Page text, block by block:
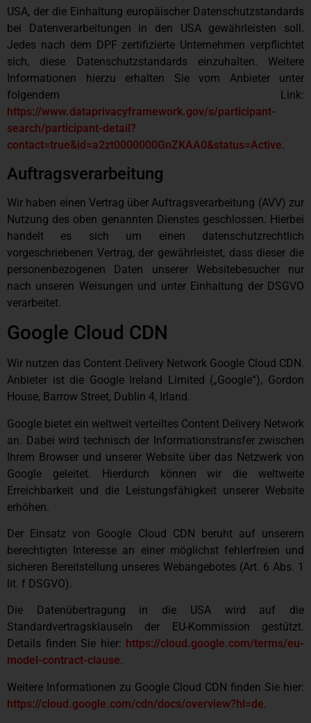
USA, der die Einhaltung europäischer Datenschutzstandards
bei Datenverarbeitungen in den USA gewährleisten soll.
Jedes nach dem DPF zertifizierte Unternehmen verpflichtet
sich, diese Datenschutzstandards einzuhalten. Weitere
Informationen hierzu erhalten Sie vom Anbieter unter
folgendem Link:
https://www.dataprivacyframework.gov/s/participant-
search/participant-detail?
contact=true&id=a2zt0000000GnZKAA0&status=Active.
Auftragsverarbeitung
Wir haben einen Vertrag über Auftragsverarbeitung (AVV) zur
Nutzung des oben genannten Dienstes geschlossen. Hierbei
handelt es sich um einen datenschutzrechtlich
vorgeschriebenen Vertrag, der gewährleistet, dass dieser die
personenbezogenen Daten unserer Websitebesucher nur
nach unseren Weisungen und unter Einhaltung der DSGVO
verarbeitet.
Google Cloud CDN
Wir nutzen das Content Delivery Network Google Cloud CDN.
Anbieter ist die Google Ireland Limited („Google“), Gordon
House, Barrow Street, Dublin 4, Irland.
Google bietet ein weltweit verteiltes Content Delivery Network
an. Dabei wird technisch der Informationstransfer zwischen
Ihrem Browser und unserer Website über das Netzwerk von
Google geleitet. Hierdurch können wir die weltweite
Erreichbarkeit und die Leistungsfähigkeit unserer Website
erhöhen.
Der Einsatz von Google Cloud CDN beruht auf unserem
berechtigten Interesse an einer möglichst fehlerfreien und
sicheren Bereitstellung unseres Webangebotes (Art. 6 Abs. 1
lit. f DSGVO).
Die Datenübertragung in die USA wird auf die
Standardvertragsklauseln der EU-Kommission gestützt.
Details finden Sie hier: https://cloud.google.com/terms/eu-
model-contract-clause.
Weitere Informationen zu Google Cloud CDN finden Sie hier:
https://cloud.google.com/cdn/docs/overview?hl=de.